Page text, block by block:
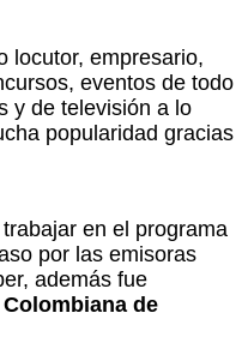
locutor, empresario,
eventos de todo
y de televisión a lo
popularidad gracias
en el programa
por las emisoras
además fue
de